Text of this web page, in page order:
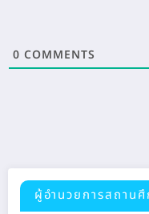
0 COMMENTS
ผู้อำนวยการสถานศึ